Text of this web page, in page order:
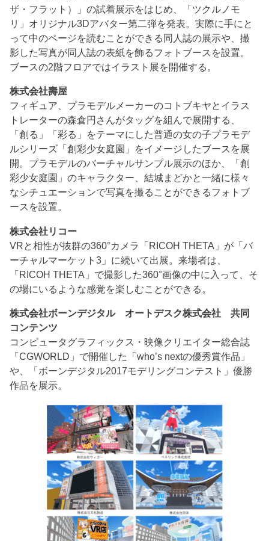
ザ・フラット）」の試着展示をはじめ、「ツクルノモ
リ」オリジナル3Dアバター第二弾を発表。実際に手にと
って中のページを読むことができる同人誌の展示や、撮
影した写真が同人誌の表紙を飾るフォトブースを設置。
ブースの2階フロアではイラスト展を開催する。
株式会社壽屋
フィギュア、プラモデルメーカーのコトブキヤとイラス
トレーターの森倉円さんがタッグを組んで展開する、
「創る」「彩る」をテーマにした普通の女の子プラモデ
ルシリーズ「創彩少女庭園」をイメージしたブースを展
開。プラモデルのバーチャルサンプル展示のほか、「創
彩少女庭園」のキャラクター、結城まどかと一緒に様々
なシチュエーションで写真を撮ることができるフォトブ
ースを設置。
株式会社リコー
VRと相性が抜群の360°カメラ「RICOH THETA」が「バ
ーチャルマーケット3」に続いて出展。来場者は、
「RICOH THETA」で撮影した360°画像の中に入って、そ
の場にいるような感覚を楽しむことができる。
株式会社ボーンデジタル オートデスク株式会社 共同
コンテンツ
コンピュータグラフィックス・映像クリエイター総合誌
「CGWORLD」で開催した「who’s nextの優秀賞作品」
や、「ボーンデジタル2017モデリングコンテスト」優勝
作品を展示。